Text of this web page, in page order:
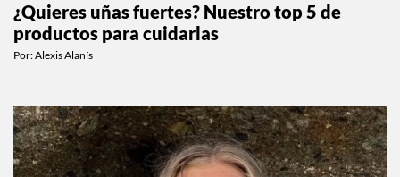
¿Quieres uñas fuertes? Nuestro top 5 de
productos para cuidarlas
Por:Alexis Alanís